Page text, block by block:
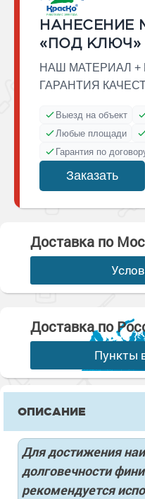
НАНЕСЕНИЕ
«ПОД КЛЮЧ»
НАШ МАТЕРИАЛ +
ГАРАНТИЯ
Выезд на объект
Любые площади
Гарантия по
Заказать
Доставка по
Доставка по
Пункты
ОПИСАНИЕ
Для достижения
долговечности
рекомендуется